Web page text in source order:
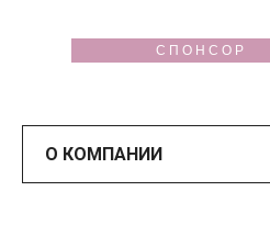
СПОНСОР